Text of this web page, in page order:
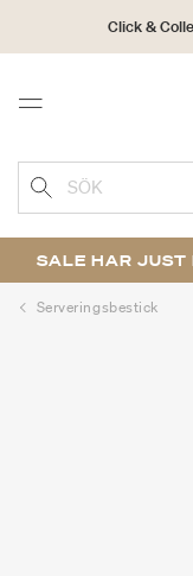
Click &
Menu
SÖK
SALE HAR JUST
Serveringsbestick